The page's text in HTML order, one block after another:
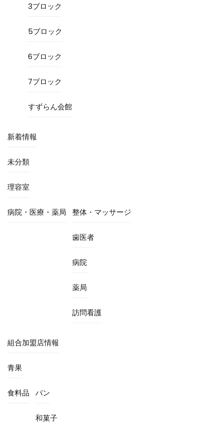
3ブロック
5ブロック
6ブロック
7ブロック
すずらん会館
新着情報
未分類
理容室
病院・医療・薬局 整体・マッサージ
歯医者
病院
薬局
訪問看護
組合加盟店情報
青果
食料品 パン
和菓子